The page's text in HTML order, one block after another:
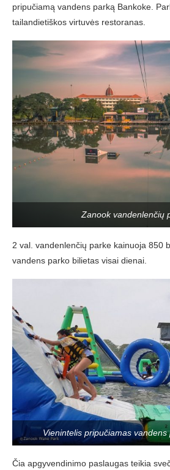
pripučiamą vandens parką Bankoke.
tailandietiškos virtuvės restoranas.
Zanook vandenlenčių
2 val. vandenlenčių parke kainuoja 850
vandens parko bilietas visai dienai.
Vienintelis pripučiamas vandens
Čia apgyvendinimo paslaugas teikia